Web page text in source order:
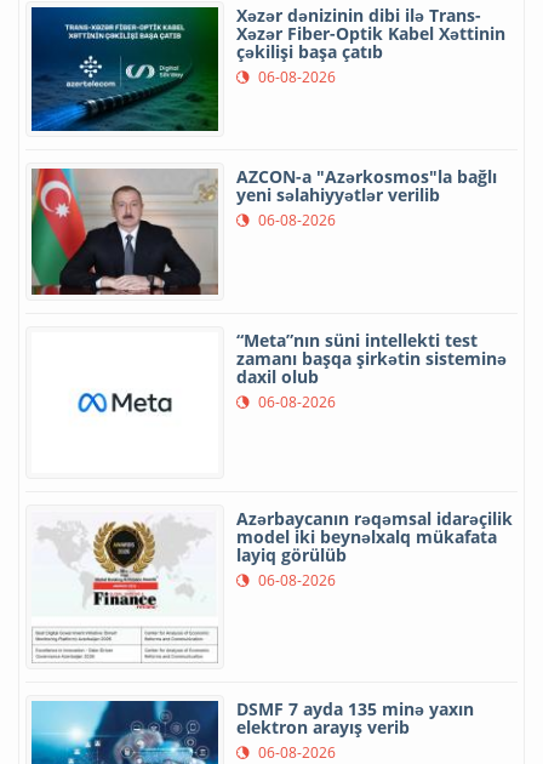
Xəzər dənizinin dibi ilə Trans-
Xəzər Fiber-Optik Kabel Xəttinin
çəkilişi başa çatıb
06-08-2026
AZCON-a "Azərkosmos"la bağlı
yeni səlahiyyətlər verilib
06-08-2026
“Meta”nın süni intellekti test
zamanı başqa şirkətin sisteminə
daxil olub
06-08-2026
Azərbaycanın rəqəmsal idarəçilik
model iki beynəlxalq mükafata
layiq görülüb
06-08-2026
DSMF 7 ayda 135 minə yaxın
elektron arayış verib
06-08-2026